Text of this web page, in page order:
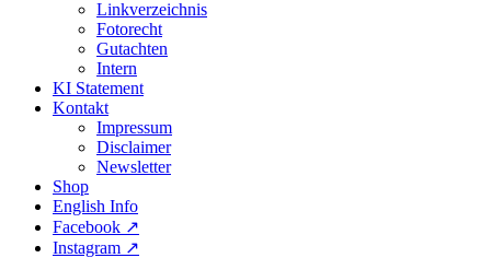
Linkverzeichnis
Fotorecht
Gutachten
Intern
KI Statement
Kontakt
Impressum
Disclaimer
Newsletter
Shop
English Info
Facebook ↗︎
Instagram ↗︎